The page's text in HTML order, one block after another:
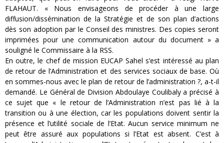
FLAHAUT. « Nous envisageons de procéder à une large
diffusion/dissémination de la Stratégie et de son plan d’actions
dès son adoption par le Conseil des ministres. Des copies seront
imprimées pour une communication autour du document » a
souligné le Commissaire à la RSS.
En outre, le chef de mission EUCAP Sahel s’est intéressé au plan
de retour de l’Administration et des services sociaux de base. Où
en sommes-nous avec le plan de retour de l’administration ?, a-t-il
demandé. Le Général de Division Abdoulaye Coulibaly a précisé à
ce sujet que « le retour de l’Administration n’est pas lié à la
transition ou à une élection, car les populations doivent sentir la
présence et l’utilité sociale de l’Etat. Aucun service minimum ne
peut être assuré aux populations si l’Etat est absent. C’est à